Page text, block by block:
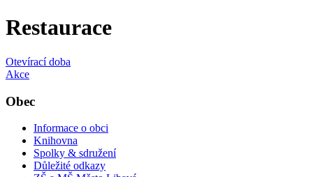
Restaurace
Otevírací doba
Akce
Obec
Informace o obci
Knihovna
Spolky & sdružení
Důležité odkazy